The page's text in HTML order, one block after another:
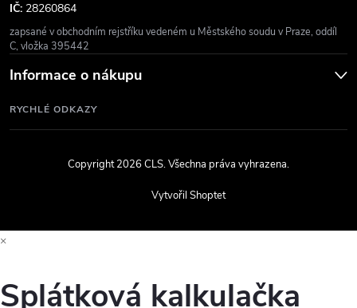
IČ: 28260864
zapsané v obchodním rejstříku vedeném u Městského soudu v Praze, oddíl
C, vložka 395442
Informace o nákupu
RYCHLÉ ODKAZY
Vytvořil Shoptet
Copyright 2026CLS. Všechna práva vyhrazena.
×
Splátková kalkulačka